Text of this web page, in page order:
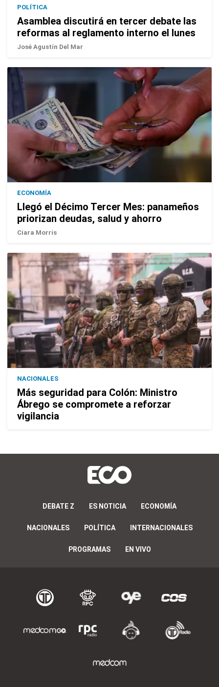
POLÍTICA
Asamblea discutirá en tercer debate las
reformas al reglamento interno el lunes
José Agustín Del Mar
ECONOMÍA
Llegó el Décimo Tercer Mes: panameños
priorizan deudas, salud y ahorro
Ciara Morris
NACIONALES
Más seguridad para Colón: Ministro
Ábrego se compromete a reforzar
vigilancia
DEBATE Z ES NOTICIA ECONOMÍA
NACIONALES POLÍTICA INTERNACIONALES
PROGRAMAS EN VIVO